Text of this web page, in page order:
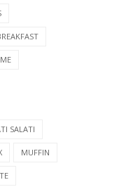
SALATI
MUFFIN